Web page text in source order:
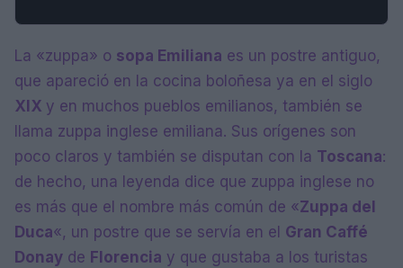
La «zuppa» o sopa Emiliana es un postre antiguo,
que apareció en la cocina boloñesa ya en el siglo
XIX y en muchos pueblos emilianos, también se
llama zuppa inglese emiliana. Sus orígenes son
poco claros y también se disputan con la Toscana:
de hecho, una leyenda dice que zuppa inglese no
es más que el nombre más común de «Zuppa del
Duca«, un postre que se servía en el Gran Caffé
Donay de Florencia y que gustaba a los turistas